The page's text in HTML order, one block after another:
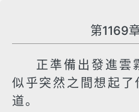
第1169
正準備出發進雲
似乎突然之間想起
道。